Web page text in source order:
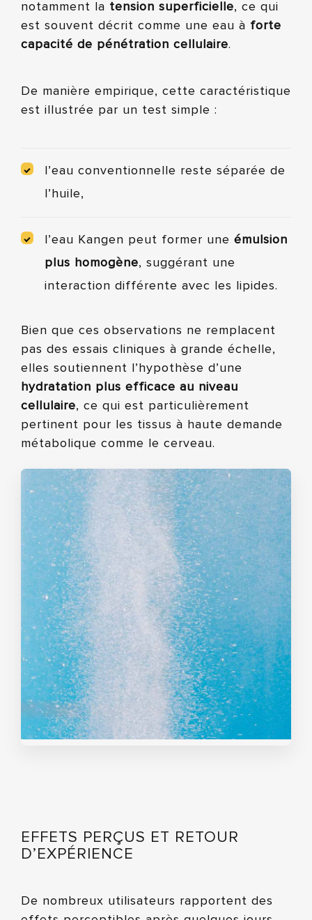
notamment la tension superficielle, ce qui
est souvent décrit comme une eau à forte
capacité de pénétration cellulaire.
De manière empirique, cette caractéristique
est illustrée par un test simple :
l’eau conventionnelle reste séparée de
l’huile,
l’eau Kangen peut former une émulsion
plus homogène, suggérant une
interaction différente avec les lipides.
Bien que ces observations ne remplacent
pas des essais cliniques à grande échelle,
elles soutiennent l’hypothèse d’une
hydratation plus efficace au niveau
cellulaire, ce qui est particulièrement
pertinent pour les tissus à haute demande
métabolique comme le cerveau.
EFFETS PERÇUS ET RETOUR
D’EXPÉRIENCE
De nombreux utilisateurs rapportent des